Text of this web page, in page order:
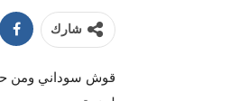
شارك
قوش سوداني ومن